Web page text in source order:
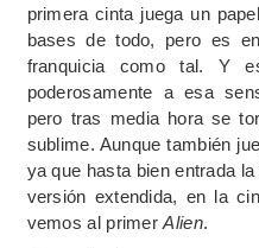
primera cinta juega un
bases de todo, pero es
franquicia como tal. Y
poderosamente a esa
pero tras media hora se
sublime. Aunque también
ya que hasta bien entrada
versión extendida, en la
vemos al primerAlien.